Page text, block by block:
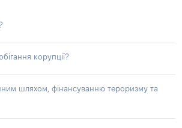
корупції?
шляхом, фінансуванню тероризму та